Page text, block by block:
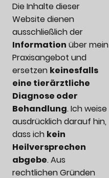
Die Inhalte dieser
Website dienen
ausschließlich der
Information über mein
Praxisangebot und
ersetzen keinesfalls
eine tierärztliche
Diagnose oder
Behandlung. Ich weise
ausdrücklich darauf hin,
dass ich kein
Heilversprechen
abgebe. Aus
rechtlichen Gründen